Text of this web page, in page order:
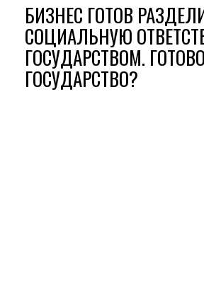
БИЗНЕС ГОТОВ
СОЦИАЛЬНУЮ
ГОСУДАРСТВОМ.
ГОСУДАРСТВО?